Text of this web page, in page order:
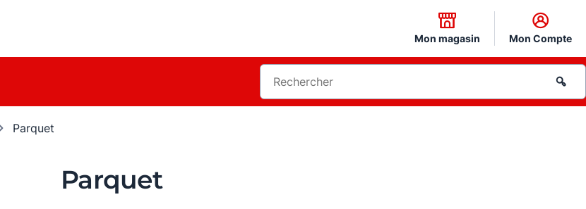
Mon magasin Mon Compte
Parquet
Parquet